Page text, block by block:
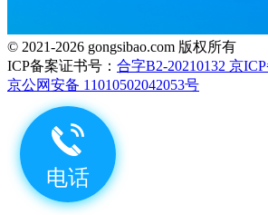
© 2021-2026 gongsibao.com 版权所有
ICP备案证书号： 合字B2-20210132 京
京公网安备 11010502042053号